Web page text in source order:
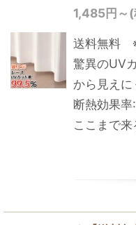
1,485円～
送料無料 ※
驚異のUV
から見え
断熱効果
ここまで